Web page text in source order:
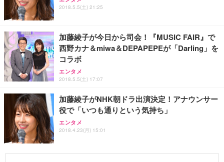
2018.5.5(土) 21:25
加藤綾子が今日から司会！『MUSIC FAIR』で
西野カナ＆miwa＆DEPAPEPEが「Darling」を
コラボ
エンタメ
2018.5.5(土) 17:07
加藤綾子がNHK朝ドラ出演決定！アナウンサー
役で「いつも通りという気持ち」
エンタメ
2018.4.23(月) 15:01